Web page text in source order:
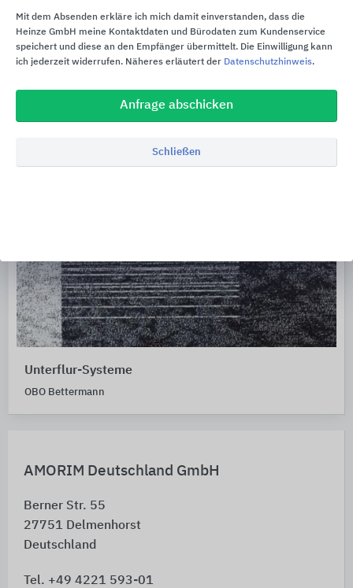
AMORIM Deutschland GmbH
Berner Str. 55
27751 Delmenhorst
Deutschland
Tel. +49 4221 593-01
Unterflur-Systeme
OBO Bettermann
Mit dem Absenden erkläre ich mich damit einverstanden, dass die
Heinze GmbH meine Kontaktdaten und Bürodaten zum Kundenservice
speichert und diese an den Empfänger übermittelt. Die Einwilligung kann
ich jederzeit widerrufen. Näheres erläutert der Datenschutzhinweis.
Anfrage abschicken
Schließen